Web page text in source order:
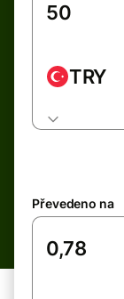
TRY
Převedeno na